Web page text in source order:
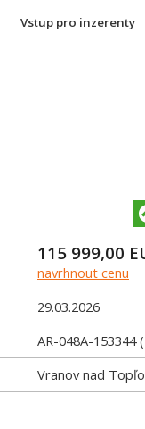
Vstup pro inzerenty
115 999,00
navrhnout cenu
29.03.2026
AR-048A-153344
Vranov nad